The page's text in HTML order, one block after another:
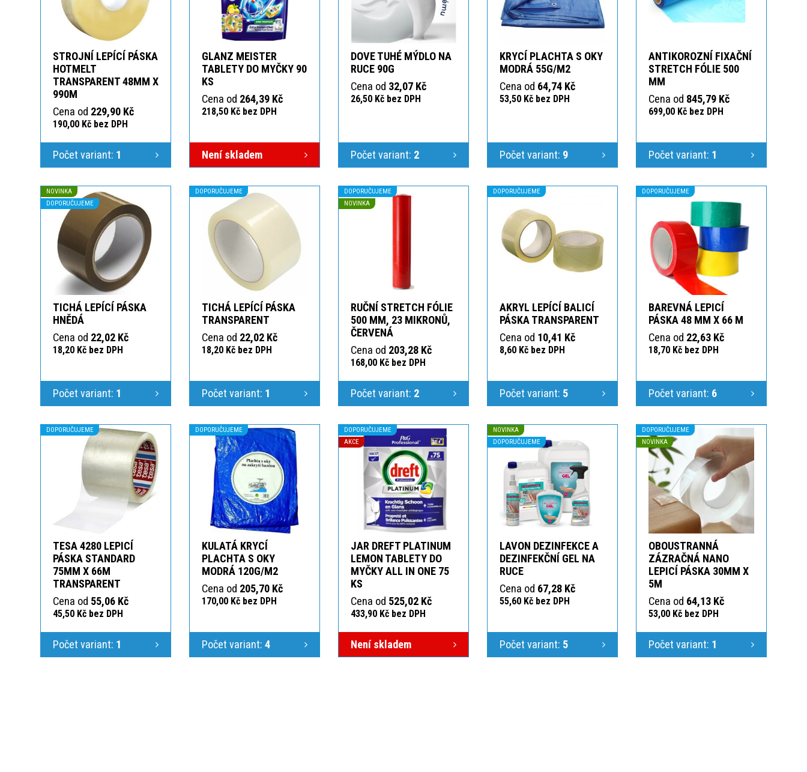
STROJNÍ LEPÍCÍ PÁSKA
HOTMELT
TRANSPARENT 48MM X
990M
Cena od 229,90 Kč
190,00 Kč bez DPH
Počet variant: 1
GLANZ MEISTER
TABLETY DO MYČKY 90
KS
Cena od 264,39 Kč
218,50 Kč bez DPH
Není skladem
DOVE TUHÉ MÝDLO NA
RUCE 90G
Cena od 32,07 Kč
26,50 Kč bez DPH
Počet variant: 2
KRYCÍ PLACHTA S OKY
MODRÁ 55G/M2
Cena od 64,74 Kč
53,50 Kč bez DPH
Počet variant: 9
ANTIKOROZNÍ FIXAČNÍ
STRETCH FÓLIE 500
MM
Cena od 845,79 Kč
699,00 Kč bez DPH
Počet variant: 1
NOVINKA
DOPORUČUJEME
TICHÁ LEPÍCÍ PÁSKA
HNĚDÁ
Cena od 22,02 Kč
18,20 Kč bez DPH
Počet variant: 1
DOPORUČUJEME
TICHÁ LEPÍCÍ PÁSKA
TRANSPARENT
Cena od 22,02 Kč
18,20 Kč bez DPH
Počet variant: 1
DOPORUČUJEME
NOVINKA
RUČNÍ STRETCH FÓLIE
500 MM, 23 MIKRONŮ,
ČERVENÁ
Cena od 203,28 Kč
168,00 Kč bez DPH
Počet variant: 2
DOPORUČUJEME
AKRYL LEPÍCÍ BALICÍ
PÁSKA TRANSPARENT
Cena od 10,41 Kč
8,60 Kč bez DPH
Počet variant: 5
DOPORUČUJEME
BAREVNÁ LEPICÍ
PÁSKA 48 MM X 66 M
Cena od 22,63 Kč
18,70 Kč bez DPH
Počet variant: 6
DOPORUČUJEME
TESA 4280 LEPICÍ
PÁSKA STANDARD
75MM X 66M
TRANSPARENT
Cena od 55,06 Kč
45,50 Kč bez DPH
Počet variant: 1
DOPORUČUJEME
KULATÁ KRYCÍ
PLACHTA S OKY
MODRÁ 120G/M2
Cena od 205,70 Kč
170,00 Kč bez DPH
Počet variant: 4
DOPORUČUJEME
AKCE
JAR DREFT PLATINUM
LEMON TABLETY DO
MYČKY ALL IN ONE 75
KS
Cena od 525,02 Kč
433,90 Kč bez DPH
Není skladem
NOVINKA
DOPORUČUJEME
LAVON DEZINFEKCE A
DEZINFEKČNÍ GEL NA
RUCE
Cena od 67,28 Kč
55,60 Kč bez DPH
Počet variant: 5
DOPORUČUJEME
NOVINKA
OBOUSTRANNÁ
ZÁZRAČNÁ NANO
LEPICÍ PÁSKA 30MM X
5M
Cena od 64,13 Kč
53,00 Kč bez DPH
Počet variant: 1